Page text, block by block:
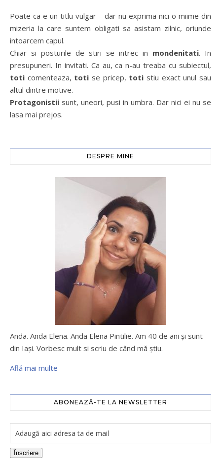
Poate ca e un titlu vulgar – dar nu exprima nici o miime din
mizeria la care suntem obligati sa asistam zilnic, oriunde
intoarcem capul.
Chiar si posturile de stiri se intrec in mondenitati. In
presupuneri. In invitati. Ca au, ca n-au treaba cu subiectul,
toti comenteaza, toti se pricep, toti stiu exact unul sau
altul dintre motive.
Protagonistii sunt, uneori, pusi in umbra. Dar nici ei nu se
lasa mai prejos.
DESPRE MINE
Anda. Anda Elena. Anda Elena Pintilie. Am 40 de ani şi sunt
din Iaşi. Vorbesc mult si scriu de când mă ştiu.
Află mai multe
ABONEAZĂ-TE LA NEWSLETTER
Înscriere